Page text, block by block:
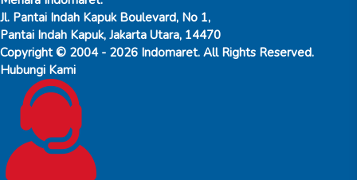
Jl. Pantai Indah Kapuk Boulevard, No 1,
Pantai Indah Kapuk, Jakarta Utara, 14470
Copyright © 2004 - 2026 Indomaret. All Rights Reserved.
Hubungi Kami